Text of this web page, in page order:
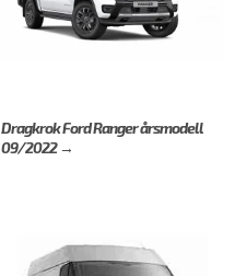
Dragkrok Ford Ranger årsmodell
09/2022 →